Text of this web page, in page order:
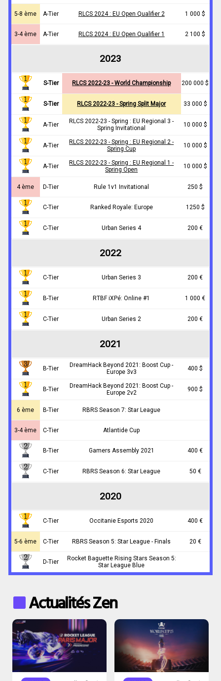
5-8 ème A-Tier RLCS 2024 : EU Open Qualifier 2 1 000 $
3-4 ème A-Tier RLCS 2024 : EU Open Qualifier 1 2 100 $
2023
S-Tier RLCS 2022-23 - World Championship 200 000 $
S-Tier RLCS 2022-23 - Spring Split Major 33 000 $
A-Tier
RLCS 2022-23 - Spring : EU Regional 3 -
Spring Invitational
10 000 $
A-Tier
RLCS 2022-23 - Spring : EU Regional 2 -
Spring Cup
10 000 $
A-Tier
RLCS 2022-23 - Spring : EU Regional 1 -
Spring Open
10 000 $
4 ème D-Tier Rule 1v1 Invitational 250 $
C-Tier Ranked Royale: Europe 1250 $
C-Tier Urban Series 4 200 €
2022
C-Tier Urban Series 3 200 €
B-Tier RTBF iXPé: Online #1 1 000 €
C-Tier Urban Series 2 200 €
2021
B-Tier
DreamHack Beyond 2021: Boost Cup -
Europe 3v3
400 $
B-Tier
DreamHack Beyond 2021: Boost Cup -
Europe 2v2
900 $
6 ème B-Tier RBRS Season 7: Star League
3-4 ème C-Tier Atlantide Cup
B-Tier Gamers Assembly 2021 400 €
C-Tier RBRS Season 6: Star League 50 €
2020
C-Tier Occitanie Esports 2020 400 €
5-6 ème C-Tier RBRS Season 5: Star League - Finals 20 €
D-Tier
Rocket Baguette Rising Stars Season 5:
Star League Blue
Actualités Zen